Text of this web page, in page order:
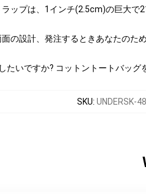
ップは、1インチ(2.5cm)の巨大
の設計、発注するときあなたのた
たいですか? コットントートバッグ
SKU: UNDERSK-